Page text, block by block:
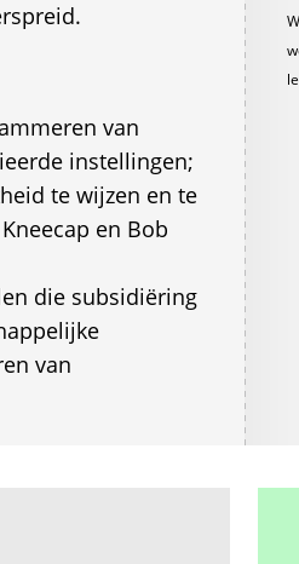
van
instellingen;
te wijzen en te
en Bob
die subsidiëring
van